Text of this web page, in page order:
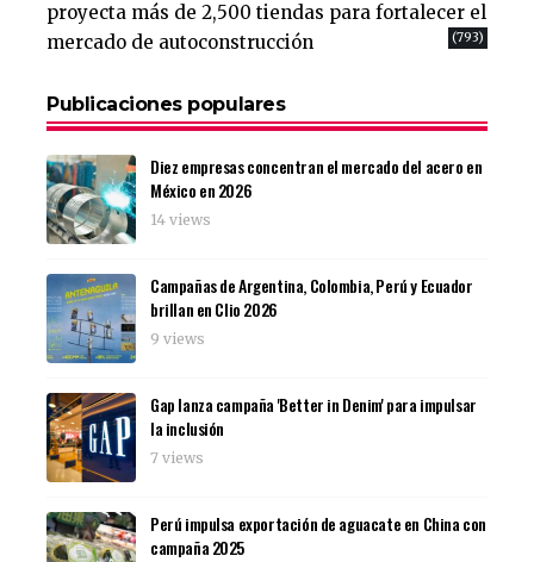
proyecta más de 2,500 tiendas para fortalecer el
mercado de autoconstrucción
(793)
Publicaciones populares
Diez empresas concentran el mercado del acero en
México en 2026
14 views
Campañas de Argentina, Colombia, Perú y Ecuador
brillan en Clio 2026
9 views
Gap lanza campaña 'Better in Denim' para impulsar
la inclusión
7 views
Perú impulsa exportación de aguacate en China con
campaña 2025